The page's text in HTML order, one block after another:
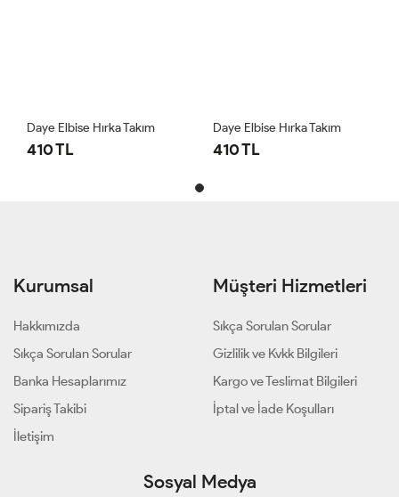
Daye Elbise Hırka Takım
410 TL
Daye Elbise Hırka Takım
410 TL
Kurumsal
Hakkımızda
Sıkça Sorulan Sorular
Banka Hesaplarımız
Sipariş Takibi
İletişim
Müşteri Hizmetleri
Sıkça Sorulan Sorular
Gizlilik ve Kvkk Bilgileri
Kargo ve Teslimat Bilgileri
İptal ve İade Koşulları
Sosyal Medya